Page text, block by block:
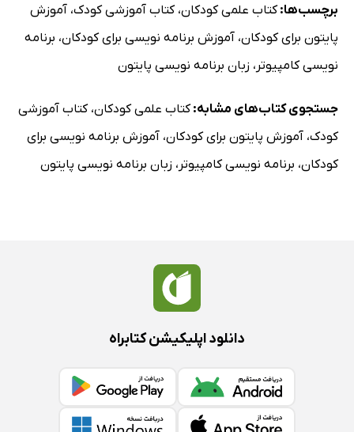
برچسب‌ها:کتاب علمی کودکان،کتاب آموزشی کودک، آموزش
پایتون برای کودکان، آموزش برنامه نویسی برای کودکان، برنامه
نویسی کامپیوتر ، زبان برنامه نویسی پایتون
جستجوی کتاب‌های مشابه:کتاب علمی کودکان،کتاب آموزشی
کودک، آموزش پایتون برای کودکان، آموزش برنامه نویسی برای
کودکان، برنامه نویسی کامپیوتر ، زبان برنامه نویسی پایتون
دانلود اپلیکیشن کتابراه